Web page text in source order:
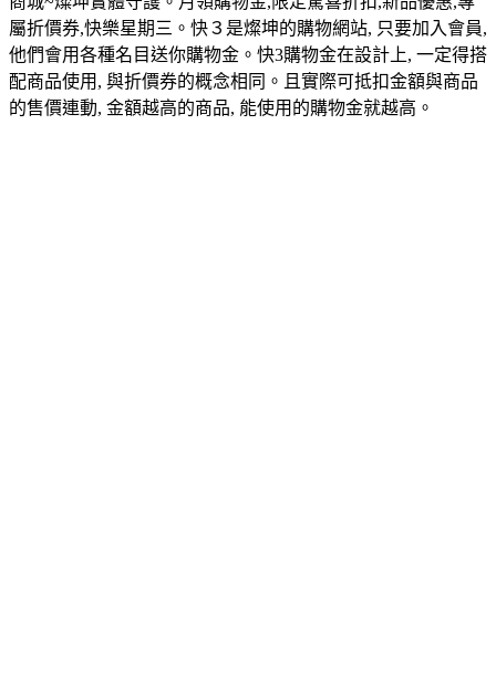
屬折價券,快樂星期三。快３是燦坤的購物網站, 只要加入會員,
他們會用各種名目送你購物金。快3購物金在設計上, 一定得搭
配商品使用, 與折價券的概念相同。且實際可抵扣金額與商品
的售價連動, 金額越高的商品, 能使用的購物金就越高。